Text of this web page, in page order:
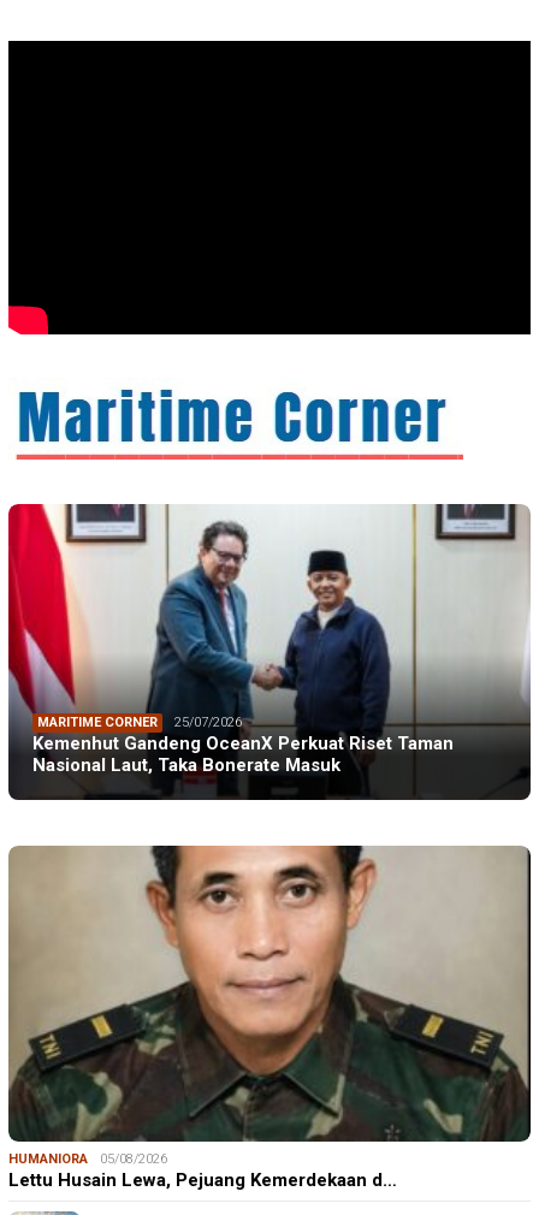
MARITIME CORNER 25/07/2026
Kemenhut Gandeng OceanX Perkuat Riset Taman
Nasional Laut, Taka Bonerate Masuk
HUMANIORA 05/08/2026
Lettu Husain Lewa, Pejuang Kemerdekaan d…